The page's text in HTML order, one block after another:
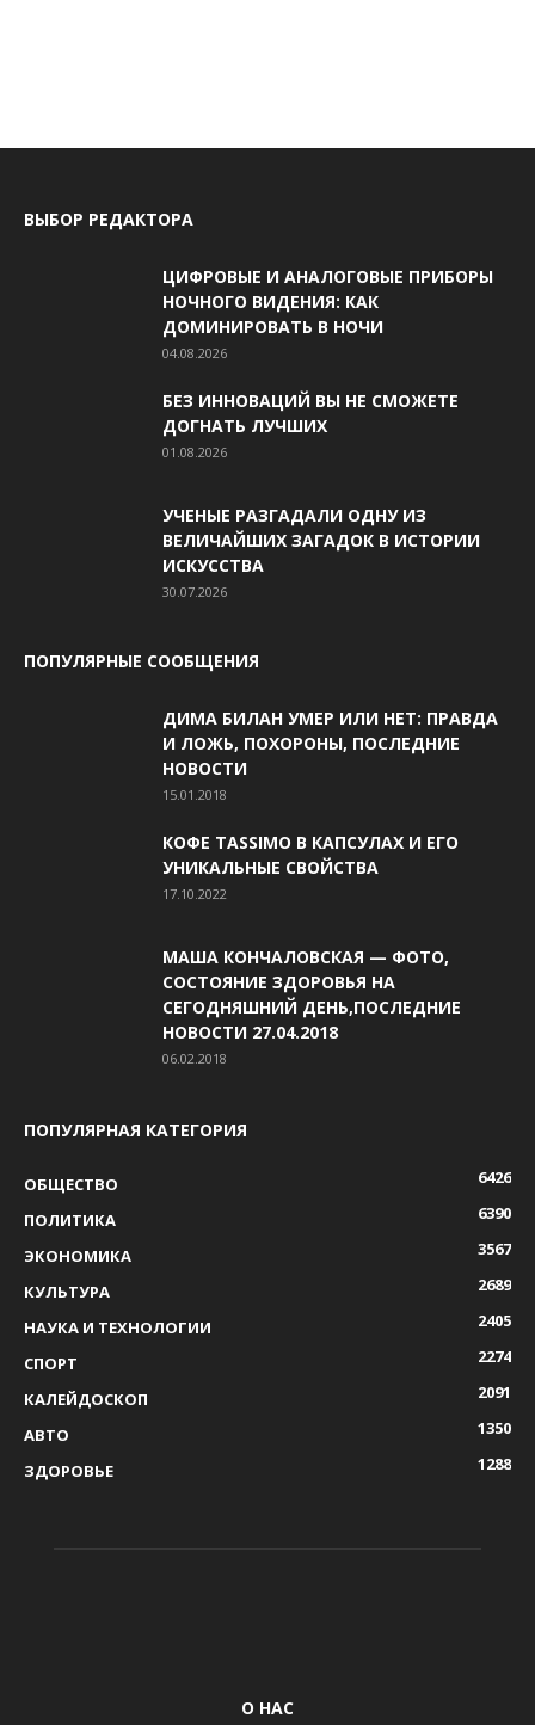
ВЫБОР РЕДАКТОРА
ЦИФРОВЫЕ И АНАЛОГОВЫЕ ПРИБОРЫ
НОЧНОГО ВИДЕНИЯ: КАК
ДОМИНИРОВАТЬ В НОЧИ
04.08.2026
БЕЗ ИННОВАЦИЙ ВЫ НЕ СМОЖЕТЕ
ДОГНАТЬ ЛУЧШИХ
01.08.2026
УЧЕНЫЕ РАЗГАДАЛИ ОДНУ ИЗ
ВЕЛИЧАЙШИХ ЗАГАДОК В ИСТОРИИ
ИСКУССТВА
30.07.2026
ПОПУЛЯРНЫЕ СООБЩЕНИЯ
ДИМА БИЛАН УМЕР ИЛИ НЕТ: ПРАВДА
И ЛОЖЬ, ПОХОРОНЫ, ПОСЛЕДНИЕ
НОВОСТИ
15.01.2018
КОФЕ TASSIMO В КАПСУЛАХ И ЕГО
УНИКАЛЬНЫЕ СВОЙСТВА
17.10.2022
МАША КОНЧАЛОВСКАЯ — ФОТО,
СОСТОЯНИЕ ЗДОРОВЬЯ НА
СЕГОДНЯШНИЙ ДЕНЬ,ПОСЛЕДНИЕ
НОВОСТИ 27.04.2018
06.02.2018
ПОПУЛЯРНАЯ КАТЕГОРИЯ
ОБЩЕСТВО
6426
ПОЛИТИКА
6390
ЭКОНОМИКА
3567
КУЛЬТУРА
2689
НАУКА И ТЕХНОЛОГИИ
2405
СПОРТ
2274
КАЛЕЙДОСКОП
2091
АВТО
1350
ЗДОРОВЬЕ
1288
О НАС